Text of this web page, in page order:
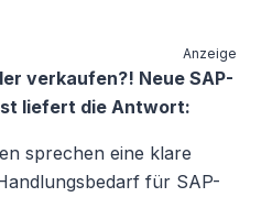
Anzeige
verkaufen?! Neue SAP-
liefert die Antwort:
sprechen eine klare
für SAP-